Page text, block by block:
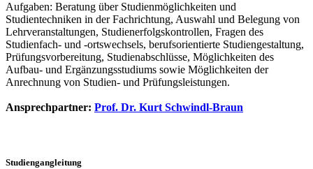
Aufgaben: Beratung über Studienmöglichkeiten und
Studientechniken in der Fachrichtung, Auswahl und Belegung von
Lehrveranstaltungen, Studienerfolgskontrollen, Fragen des
Studienfach- und -ortswechsels, berufsorientierte Studiengestaltung,
Prüfungsvorbereitung, Studienabschlüsse, Möglichkeiten des
Aufbau- und Ergänzungsstudiums sowie Möglichkeiten der
Anrechnung von Studien- und Prüfungsleistungen.
Ansprechpartner: Prof. Dr. Kurt Schwindl-Braun
Studiengangleitung